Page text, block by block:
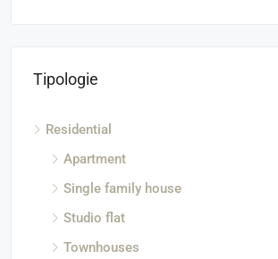
Tipologie
Residential
Apartment
Single family house
Studio flat
Townhouses